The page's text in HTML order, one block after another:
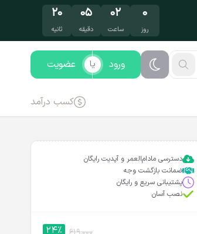
۰
روز
۰۲
ساعت
۰۵
دقیقه
۱۸
ثانیه
ورود عضویت یا
کسب درآمد
دسترسی مادام‌العمر و آپدیت رایگان
ضمانت بازگشت وجه
پشتیبانی سریع و رایگان
نصب آسان
24%